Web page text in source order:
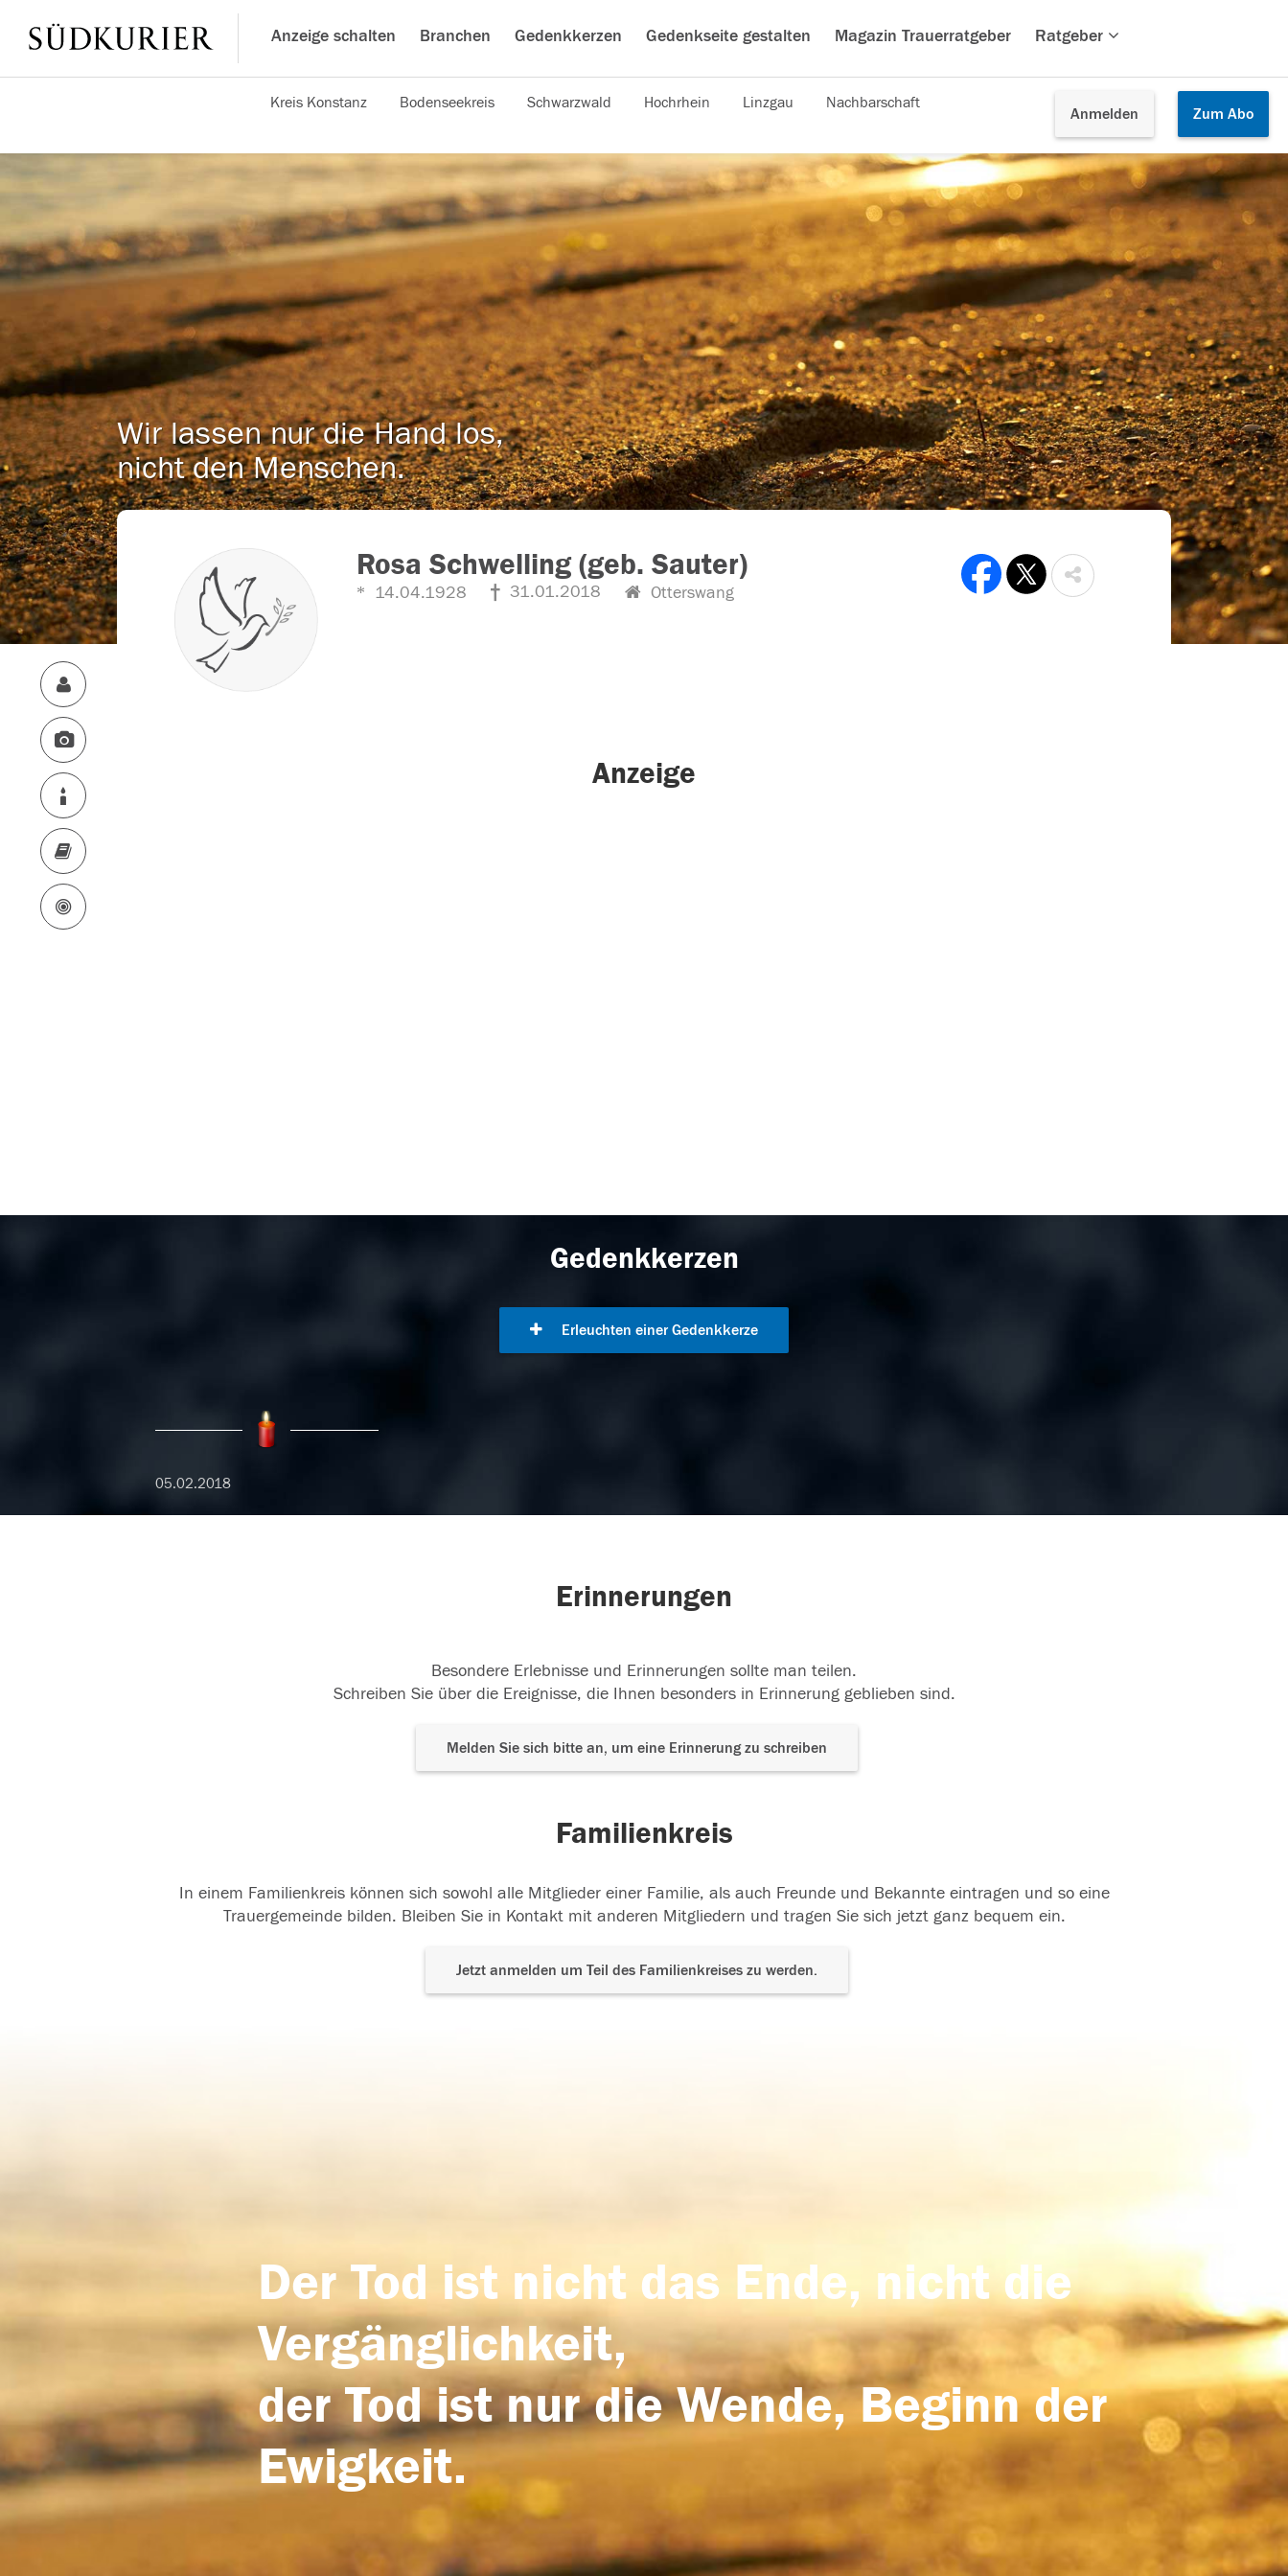
Anzeige schalten Branchen Gedenkkerzen Gedenkseite gestalten Magazin Trauerratgeber Ratgeber
Anmelden Zum Abo
Kreis Konstanz Bodenseekreis Schwarzwald Hochrhein Linzgau Nachbarschaft
Wir lassen nur die Hand los,
nicht den Menschen.
Rosa Schwelling (geb. Sauter)
14.04.1928 31.01.2018 Otterswang
Anzeige
Gedenkkerzen
Erleuchten einer Gedenkkerze
05.02.2018
Erinnerungen
Besondere Erlebnisse und Erinnerungen sollte man teilen.
Schreiben Sie über die Ereignisse, die Ihnen besonders in Erinnerung geblieben sind.
Melden Sie sich bitte an, um eine Erinnerung zu schreiben
Familienkreis
In einem Familienkreis können sich sowohl alle Mitglieder einer Familie, als auch Freunde und Bekannte eintragen und so eine
Trauergemeinde bilden. Bleiben Sie in Kontakt mit anderen Mitgliedern und tragen Sie sich jetzt ganz bequem ein.
Jetzt anmelden um Teil des Familienkreises zu werden.
Der Tod ist nicht das Ende, nicht die
Vergänglichkeit,
der Tod ist nur die Wende, Beginn der
Ewigkeit.